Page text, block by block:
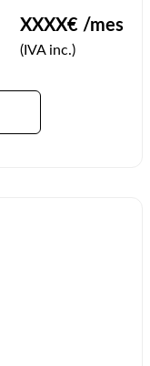
XXXX€ /mes
(IVA inc.)